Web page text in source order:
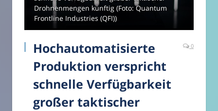
Drohnenmengen künftig (Foto: Quantum
Frontline Industries (QFI))
Hochautomatisierte
Produktion verspricht
schnelle Verfügbarkeit
großer taktischer
0